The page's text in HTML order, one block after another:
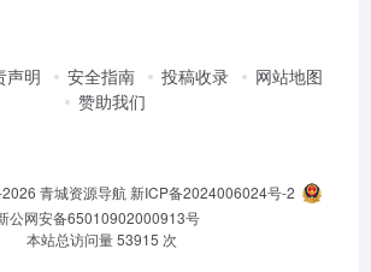
声明 安全指南 投稿收录
网站地图
赞助我们
青城资源导航 新ICP备2024006024号-2
公网安备65010902000913号
本站总访问量53915 次